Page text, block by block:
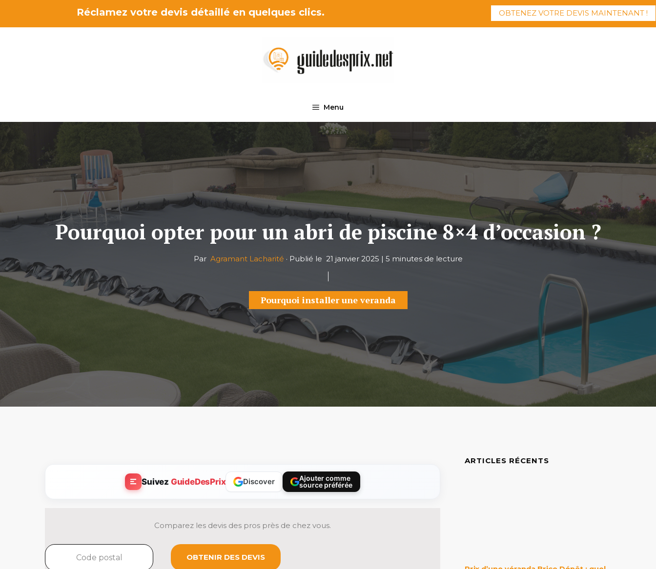
contenu
Réclamez votre devis détaillé en quelques clics. OBTENEZ VOTRE DEVIS MAINTENANT !
Menu
Pourquoi opter pour un abri de piscine 8×4 d’occasion ?
Par Agramant Lacharité · Publié le 21 janvier 2025 | 5 minutes de lecture
Pourquoi installer une veranda
Suivez GuideDesPrix Discover
Ajouter comme
source préférée
Comparez les devis des pros près de chez vous.
OBTENIR DES DEVIS
ARTICLES RÉCENTS